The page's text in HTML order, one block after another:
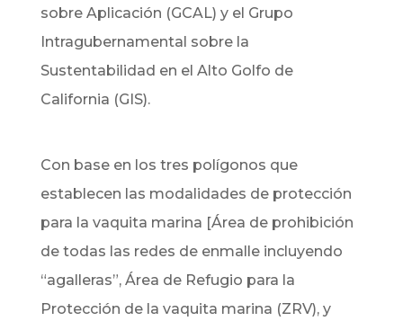
sobre Aplicación (GCAL) y el Grupo
Intragubernamental sobre la
Sustentabilidad en el Alto Golfo de
California (GIS).
Con base en los tres polígonos que
establecen las modalidades de protección
para la vaquita marina [Área de prohibición
de todas las redes de enmalle incluyendo
“agalleras”, Área de Refugio para la
Protección de la vaquita marina (ZRV), y